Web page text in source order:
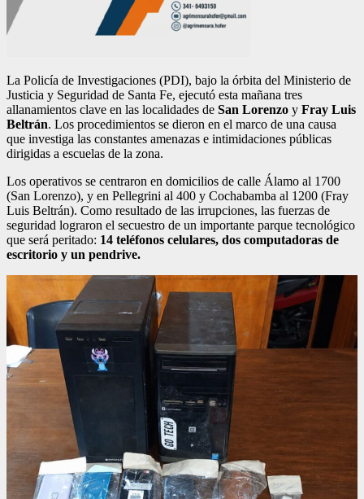
La Policía de Investigaciones (PDI), bajo la órbita del Ministerio de
Justicia y Seguridad de Santa Fe, ejecutó esta mañana tres
allanamientos clave en las localidades de San Lorenzo y Fray Luis
Beltrán. Los procedimientos se dieron en el marco de una causa
que investiga las constantes amenazas e intimidaciones públicas
dirigidas a escuelas de la zona.
Los operativos se centraron en domicilios de calle Álamo al 1700
(San Lorenzo), y en Pellegrini al 400 y Cochabamba al 1200 (Fray
Luis Beltrán). Como resultado de las irrupciones, las fuerzas de
seguridad lograron el secuestro de un importante parque tecnológico
que será peritado: 14 teléfonos celulares, dos computadoras de
escritorio y un pendrive.